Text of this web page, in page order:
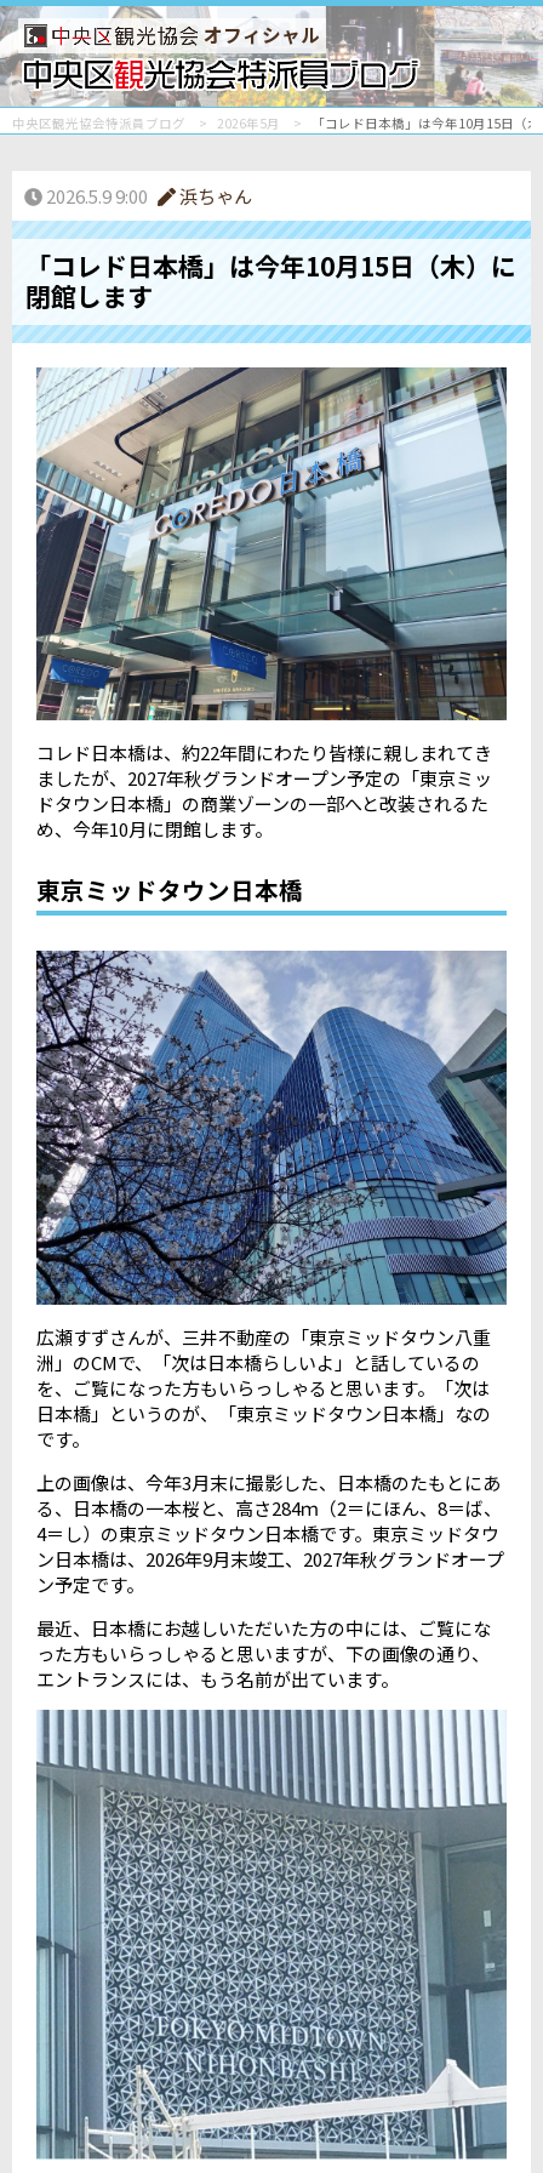
オフィシャル
中央区観光協会特派員ブログ 2026年5月 「コレド日本橋」は今年10月15日（
2026.5.9 9:00 浜ちゃん
「コレド日本橋」は今年10月15日（木）に
閉館します
コレド日本橋は、約22年間にわたり皆様に親しまれてき
ましたが、 2027年秋グランドオープン予定の「東京ミッ
ドタウン日本橋」の商業ゾーンの一部へと改装されるた
め、今年10月に閉館します。
東京ミッドタウン日本橋
広瀬すずさんが、三井不動産の「東京ミッドタウン八重
洲」のCMで、「次は日本橋らしいよ」と話しているの
を、ご覧になった方もいらっしゃると思います。「次は
日本橋」というのが、「東京ミッドタウン日本橋」なの
です。
上の画像は、今年3月末に撮影した、日本橋のたもとにあ
る、日本橋の一本桜と、高さ284ｍ（2＝にほん、 8＝ば、
4＝し）の東京ミッドタウン日本橋です。東京ミッドタウ
ン日本橋は、 2026年9月末竣工、 2027年秋グランドオープ
ン予定です。
最近、日本橋にお越しいただいた方の中には、ご覧にな
った方もいらっしゃると思いますが、下の画像の通り、
エントランスには、もう名前が出ています。